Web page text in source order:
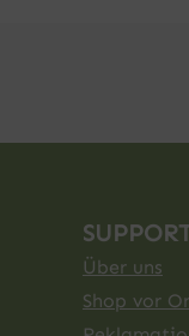
Über uns
Shop vor